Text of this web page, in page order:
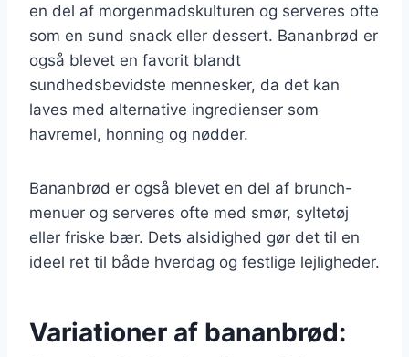
en del af morgenmadskulturen og serveres ofte
som en sund snack eller dessert. Bananbrød er
også blevet en favorit blandt
sundhedsbevidste mennesker, da det kan
laves med alternative ingredienser som
havremel, honning og nødder.
Bananbrød er også blevet en del af brunch-
menuer og serveres ofte med smør, syltetøj
eller friske bær. Dets alsidighed gør det til en
ideel ret til både hverdag og festlige lejligheder.
Variationer af bananbrød: